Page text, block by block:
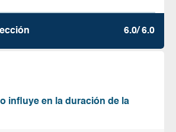
6.0/ 6.0
influye en la duración de la